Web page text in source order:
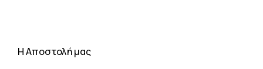
H Αποστολή μας